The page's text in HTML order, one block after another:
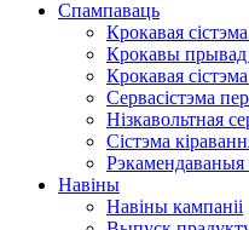
Спампаваць
Крокавая
Крокавы прывад
Крокавая
Сервасістэма
Нізкавольтная
Сістэма
Рэкамендаваныя
Навіны
Навіны кампаніі